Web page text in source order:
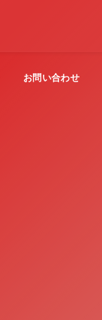
お問い合わせ